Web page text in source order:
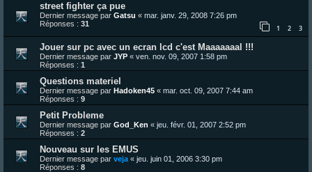
street fighter ça pue
Dernier message par Gatsu « mar. janv. 29, 2008 7:26 pm
Réponses : 31 1 2 3
Jouer sur pc avec un ecran lcd c'est Maaaaaaal !!!
Dernier message par JYP « ven. nov. 09, 2007 1:58 pm
Réponses : 1
Questions materiel
Dernier message par Hadoken45 « mar. oct. 09, 2007 7:44 am
Réponses : 9
Petit Probleme
Dernier message par God_Ken « jeu. févr. 01, 2007 2:52 pm
Réponses : 2
Nouveau sur les EMUS
Dernier message par veja « jeu. juin 01, 2006 3:30 pm
Réponses : 8